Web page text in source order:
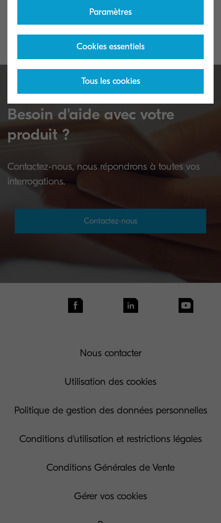
informations techniques dont vous avez
Besoin d'aide avec votre
produit ?
Contactez-nous, nous répondrons à toutes vos
interrogations.
Contactez-nous
Nous contacter
Utilisation des cookies
Politique de gestion des données personnelles
Conditions d'utilisation et restrictions légales
Conditions Générales de Vente
Gérer vos cookies
Paramètres
Cookies essentiels
Tous les cookies